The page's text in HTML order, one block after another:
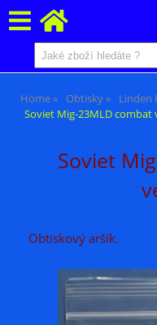
Home Obtisky Linden
Soviet Mig-23MLD combat
Soviet
Obtiskový aršík.